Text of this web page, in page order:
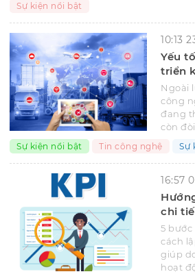
Sự kiện nổi bật
10:13
Yếu
triển
Nam
Ngoài
công
đang
còn
Sự kiện nổi bật Tin công nghệ Sự
16:57
chi
nhất
5
cách
giúp
hoạt